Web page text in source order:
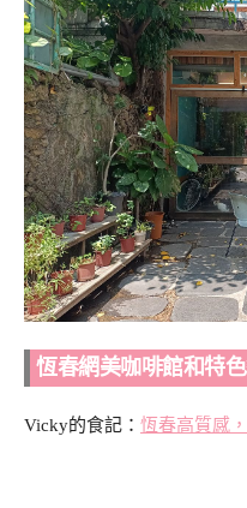
恆春網美咖啡館和特色
Vicky的食記： 恆春高質感